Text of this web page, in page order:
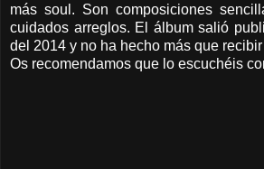
más soul. Son composiciones
cuidados arreglos. El álbum salió
del 2014 y no ha hecho más que
Os recomendamos que lo escuchéis